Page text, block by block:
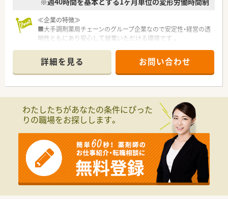
≪企業の特徴≫
■大手調剤薬局チェーンのグループ企業なので安定性・経営の透
明性ともにあり安心して就業いただける環境です 。
と、他の薬局と比較して自宅近くでの配属が可能です。
■在宅に力を入れており、実績は全国でトップクラス！
①重症患者の受入れ②末期を含めた緩和ケアといった、これか
らの医療の目指す姿である質の高い在宅医療を提供しておりま
ガン終末期をカバーする麻薬を取り扱っており、どんながん患者
様でも対応することが可能となります。
■処方箋の平均枚数は80枚/日、在籍スタッフも多く個人の負担
は少なめです。
■無菌調剤室を完備している店舗もあります。麻薬の取扱数は
都内でもトップレベルを誇っており、調剤プラスαのスキルも身
につけることができます。
≪研修体制&福利厚生が充実しています≫
詳細を見る お問い合わせ
わたしたちがあなたの条件にぴった
りの職場をお探しします。